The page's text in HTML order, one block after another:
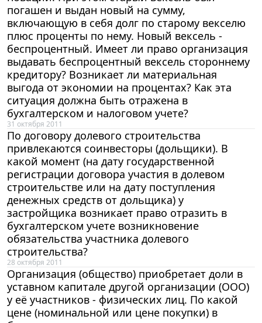
погашен и выдан новый на сумму,
включающую в себя долг по старому векселю
плюс проценты по нему. Новый вексель -
беспроцентный. Имеет ли право организация
выдавать беспроцентный вексель стороннему
кредитору? Возникает ли материальная
выгода от экономии на процентах? Как эта
ситуация должна быть отражена в
бухгалтерском и налоговом учете?
31 октября 2011
По договору долевого строительства
привлекаются соинвесторы (дольщики). В
какой момент (на дату государственной
регистрации договора участия в долевом
строительстве или на дату поступления
денежных средств от дольщика) у
застройщика возникает право отразить в
бухгалтерском учете возникновение
обязательства участника долевого
строительства?
28 октября 2011
Организация (общество) приобретает доли в
уставном капитале другой организации (ООО)
у её участников - физических лиц. По какой
цене (номинальной или цене покупки) в